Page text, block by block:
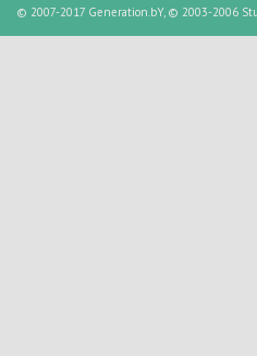
© 2007-2017 Generation.bY, © 2003-2006